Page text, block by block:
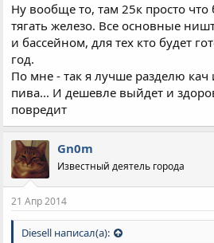
Ну вообще то, там 25к просто
тягать железо. Все основные
и бассейном, для тех кто будет
год.
По мне - так я лучше разделю
пива... И дешевле выйдет и
повредит
Gn0m
Известный деятель города
21 Апр 2014
Diesell написал(а):